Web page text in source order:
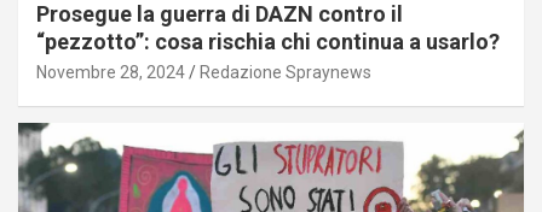
Prosegue la guerra di DAZN contro il
“pezzotto”: cosa rischia chi continua a usarlo?
Novembre 28, 2024 Redazione Spraynews